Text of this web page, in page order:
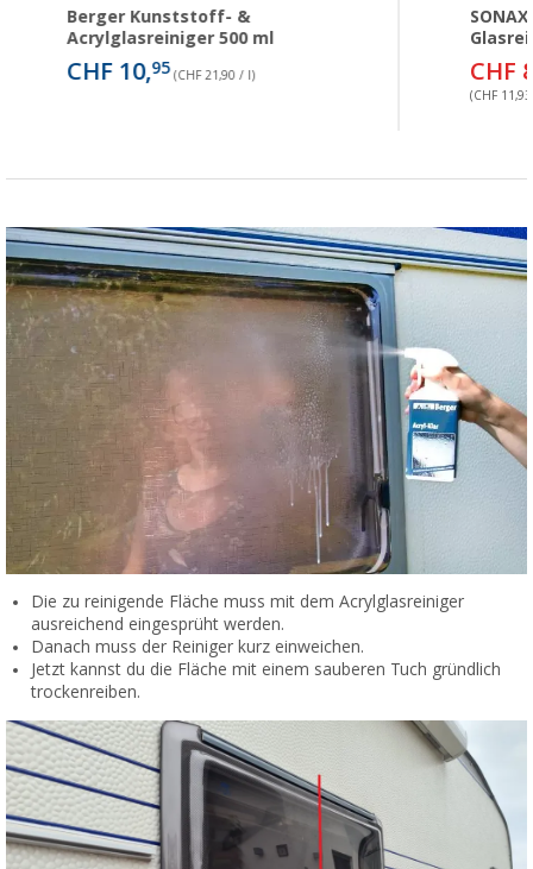
Berger Kunststoff- &
Acrylglasreiniger 500 ml
CHF 10,95 (CHF 21,90 / l) CHF
(CHF
Die zu reinigende Fläche muss mit dem Acrylglasreiniger
ausreichend eingesprüht werden.
Danach muss der Reiniger kurz einweichen.
Jetzt kannst du die Fläche mit einem sauberen Tuch gründlich
trockenreiben.